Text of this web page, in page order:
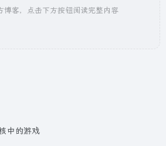
博客，点击下方按钮阅读完整内容
中的游戏